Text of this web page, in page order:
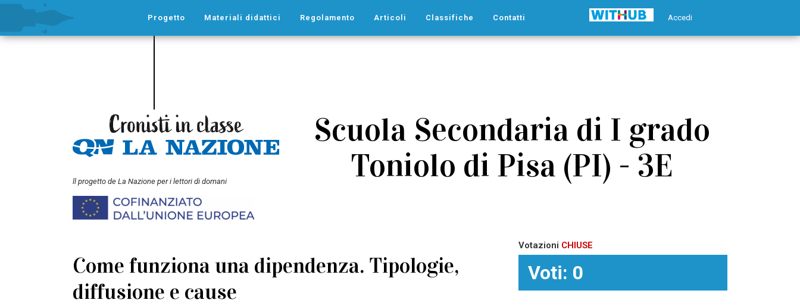
Accedi
Progetto Materiali didattici Regolamento Articoli Classifiche Contatti
ll progetto de La Nazione per i lettori di domani
Scuola Secondaria di I grado
Toniolo di Pisa (PI) - 3E
Come funziona una dipendenza. Tipologie,
diffusione e cause
Votazioni CHIUSE
Voti: 0